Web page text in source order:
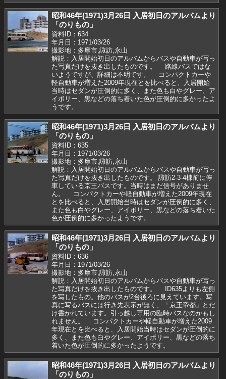
昭和46年(1971)3月26日 入居初日のアルバムより
「のりもの」
資料ID：634
年月日：1971/03/26
撮影地：多摩市,諏訪,永山
解説：入居開始初日のアルバムからバスや自動車が写っ
た写真だけを抜き出したものです。 路線バスではな
いようですが、詳細は不明です。 コンパクトカーや
軽自動車が増えた2009年現在とを比べると、入居開始
当時はセダンが圧倒的に多く、また色も白やグレー、ア
イボリー、黒などの落ち着いた色が圧倒的に多かったよ
うです。
昭和46年(1971)3月26日 入居初日のアルバムより
「のりもの」
資料ID：635
年月日：1971/03/26
撮影地：多摩市,諏訪,永山
解説：入居開始初日のアルバムからバスや自動車が写っ
た写真だけを抜き出したものです。 諏訪2-3-4棟前に停
車している京王バスです。当時はまだ信号がありませ
ん。 コンパクトカーや軽自動車が増えた2009年現在
とを比べると、入居開始当時はセダンが圧倒的に多く、
また色も白やグレー、アイボリー、黒などの落ち着いた
色が圧倒的に多かったようです。
昭和46年(1971)3月26日 入居初日のアルバムより
「のりもの」
資料ID：636
年月日：1971/03/26
撮影地：多摩市,諏訪,永山
解説：入居開始初日のアルバムからバスや自動車が写っ
た写真だけを抜き出したものです。 ID635よりも左側
を写したもの。他のバスが2台後ろに見えています。写
真に写るバスには行き先表示が無く、「京王帝都」とだ
け書かれています。引っ越し専用の臨時バスなのかもし
れません。 コンパクトカーや軽自動車が増えた2009
年現在とを比べると、入居開始当時はセダンが圧倒的に
多く、また色も白やグレー、アイボリー、黒などの落ち
着いた色が圧倒的に多かったようです。
昭和46年(1971)3月26日 入居初日のアルバムより
「のりもの」